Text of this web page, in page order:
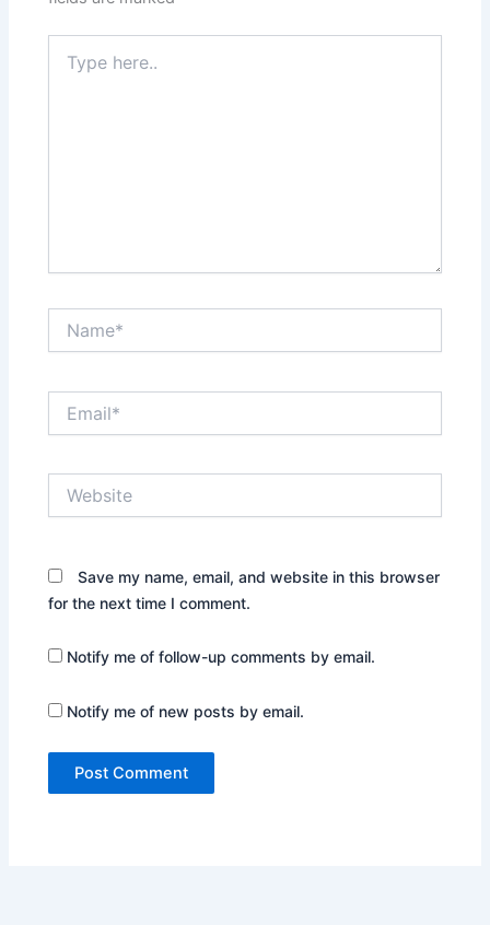
here..
Save my name, email, and website in this browser
for the next time I comment.
Notify me of follow-up comments by email.
Notify me of new posts by email.